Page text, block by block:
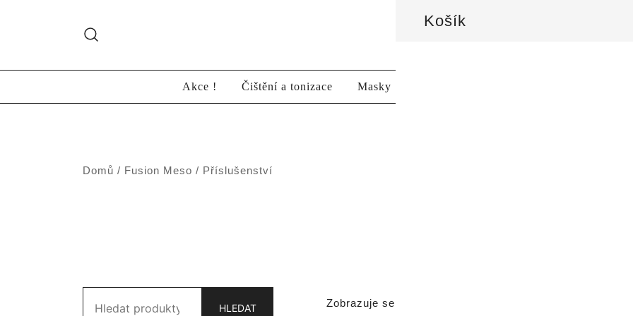
Košík
Akce ! Čištění a tonizace Masky
Domů / Fusion Meso / Příslušenství
Zobrazuje se všech 5 výsledků
HLEDAT